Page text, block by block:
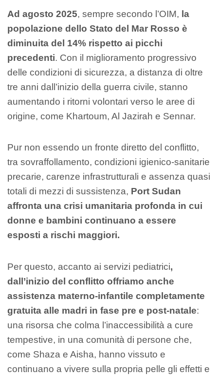
Ad agosto 2025, sempre secondo l’OIM, la
popolazione dello Stato del Mar Rosso è
diminuita del 14% rispetto ai picchi
precedenti. Con il miglioramento progressivo
delle condizioni di sicurezza, a distanza di oltre
tre anni dall’inizio della guerra civile, stanno
aumentando i ritorni volontari verso le aree di
origine, come Khartoum, Al Jazirah e Sennar.
Pur non essendo un fronte diretto del conflitto,
tra sovraffollamento, condizioni igienico-sanitarie
precarie, carenze infrastrutturali e assenza quasi
totali di mezzi di sussistenza, Port Sudan
affronta una crisi umanitaria profonda in cui
donne e bambini continuano a essere
esposti a rischi maggiori.
Per questo, accanto ai servizi pediatrici,
dall’inizio del conflitto offriamo anche
assistenza materno-infantile completamente
gratuita alle madri in fase pre e post-natale:
una risorsa che colma l’inaccessibilità a cure
tempestive, in una comunità di persone che,
come Shaza e Aisha, hanno vissuto e
continuano a vivere sulla propria pelle gli effetti e